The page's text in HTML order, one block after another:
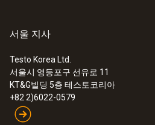
서울 지사
Testo Korea Ltd.
서울시 영등포구 선유로 11
KT&G빌딩 5층 테스토코리아
+82 2)6022-0579